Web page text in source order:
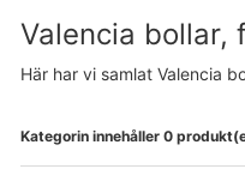
Valencia bollar,
Här har vi samlat Valencia
Kategorin innehåller 0